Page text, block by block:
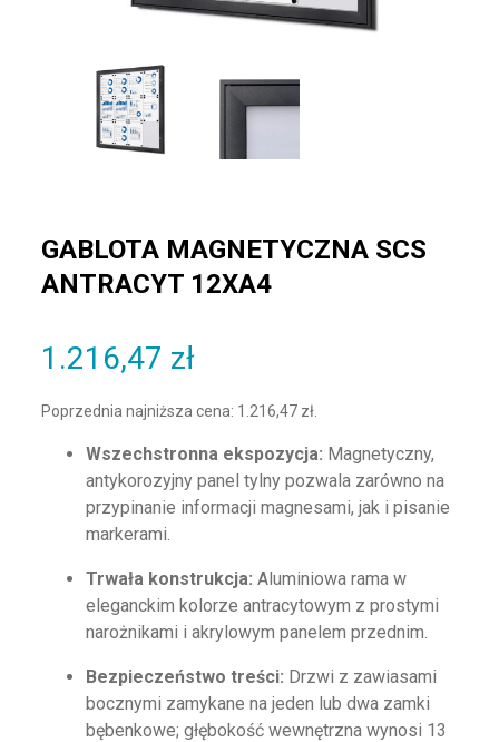
GABLOTA MAGNETYCZNA SCS
ANTRACYT 12XA4
1.216,47 zł
Poprzednia najniższa cena: 1.216,47 zł
Wszechstronna ekspozycja: Magnetyczny,
antykorozyjny panel tylny pozwala zarówno na
przypinanie informacji magnesami, jak i pisanie
markerami.
Trwała konstrukcja: Aluminiowa rama w
eleganckim kolorze antracytowym z prostymi
narożnikami i akrylowym panelem przednim.
Bezpieczeństwo treści: Drzwi z zawiasami
bocznymi zamykane na jeden lub dwa zamki
bębenkowe; głębokość wewnętrzna wynosi 13